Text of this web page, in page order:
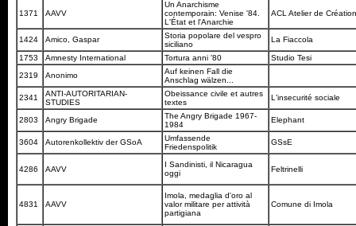
1371 AAVV
Un Anarchisme
contemporain: Venise '84.
L'État et l'Anarchie
ACL Atelier de
1424 Amico, Gaspar
Storia popolare del vespro
siciliano
La Fiaccola
1753 Amnesty International Tortura anni '80
Studio Tesi
2319
Anonimo
Auf keinen Fall die
Anschlag wälzen...
2341
ANTI-AUTORITARIAN-
STUDIES
Obeissance civile et autres
textes
L'insecurité sociale
2803 Angry Brigade
The Angry Brigade 1967-
1984
Elephant
3604 Autorenkollektiv der GSoA
Umfassende
Friedenspolitik
GSsE
4286 AAVV
I Sandinisti, il Nicaragua
oggi
Feltrinelli
4831 AAVV
Imola, medaglia d'oro al
valor militare per attività
partigiana
Comune di Imola